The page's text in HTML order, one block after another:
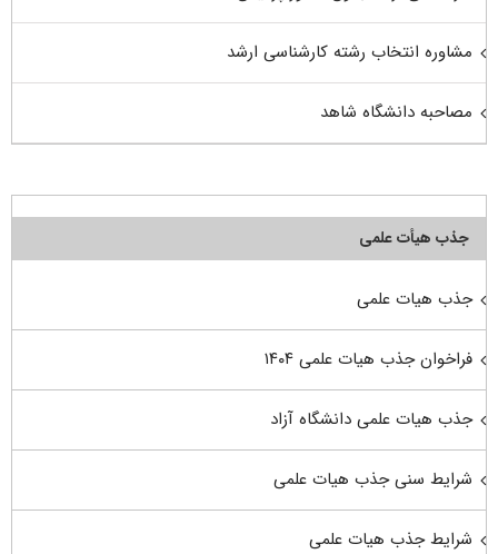
مشاوره انتخاب رشته کارشناسی ارشد
مصاحبه دانشگاه شاهد
جذب هیأت علمی
جذب هیات علمی
فراخوان جذب هیات علمی ۱۴۰۴
جذب هیات علمی دانشگاه آزاد
شرایط سنی جذب هیات علمی
شرایط جذب هیات علمی